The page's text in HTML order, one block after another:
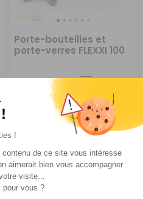
Porte-bouteilles et
porte-verres FLEXXI 100
Comparer
Purvario by DÖRR
Réf : 083108 EN STOCK
ACHETER